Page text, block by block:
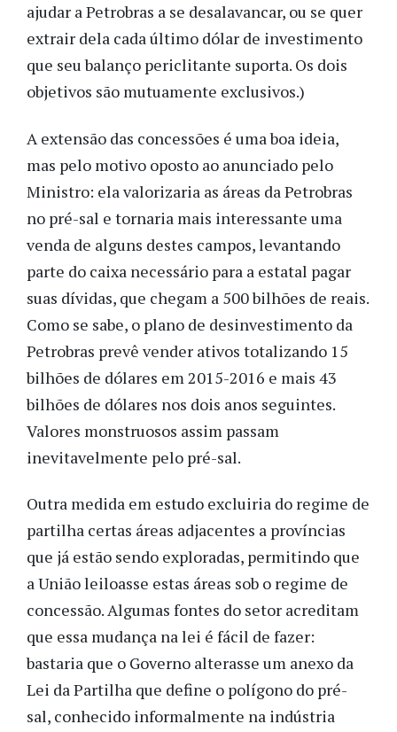
ajudar a Petrobras a se desalavancar, ou se quer
extrair dela cada último dólar de investimento
que seu balanço periclitante suporta. Os dois
objetivos são mutuamente exclusivos.)
A extensão das concessões é uma boa ideia,
mas pelo motivo oposto ao anunciado pelo
Ministro: ela valorizaria as áreas da Petrobras
no pré-sal e tornaria mais interessante uma
venda de alguns destes campos, levantando
parte do caixa necessário para a estatal pagar
suas dívidas, que chegam a 500 bilhões de reais.
Como se sabe, o plano de desinvestimento da
Petrobras prevê vender ativos totalizando 15
bilhões de dólares em 2015-2016 e mais 43
bilhões de dólares nos dois anos seguintes.
Valores monstruosos assim passam
inevitavelmente pelo pré-sal.
Outra medida em estudo excluiria do regime de
partilha certas áreas adjacentes a províncias
que já estão sendo exploradas, permitindo que
a União leiloasse estas áreas sob o regime de
concessão. Algumas fontes do setor acreditam
que essa mudança na lei é fácil de fazer:
bastaria que o Governo alterasse um anexo da
Lei da Partilha que define o polígono do pré-
sal, conhecido informalmente na indústria